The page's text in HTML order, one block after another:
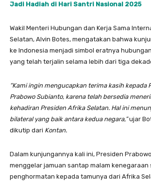
Jadi Hadiah di Hari Santri Nasional 2025
Wakil Menteri Hubungan dan Kerja Sama
Selatan, Alvin Botes, mengatakan bahwa
ke Indonesia menjadi simbol eratnya
yang telah terjalin selama lebih dari tiga
“Kami ingin mengucapkan terima kasih kepada
Prabowo Subianto, karena telah bersedia
kehadiran Presiden Afrika Selatan. Hal ini
bilateral yang baik antara kedua negara,”ujar
dikutip dari Kontan.
Dalam kunjungannya kali ini, Presiden
menggelar jamuan santap malam
penghormatan kepada tamunya dari Afrika